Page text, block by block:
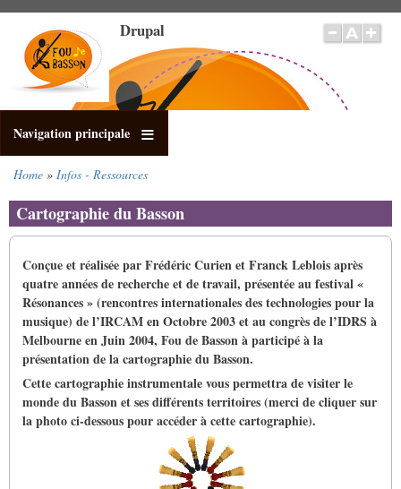
contenuto
principale
Drupal
Navigation principale
di
pane
Home Infos - Ressources
Cartographie du Basson
Conçue et réalisée par Frédéric Curien et Franck Leblois après
quatre années de recherche et de travail, présentée au festival «
Résonances » (rencontres internationales des technologies pour la
musique) de l’IRCAM en Octobre 2003 et au congrès de l’IDRS à
Melbourne en Juin 2004, Fou de Basson à participé à la
présentation de la cartographie du Basson.
Cette cartographie instrumentale vous permettra de visiter le
monde du Basson et ses différents territoires (merci de cliquer sur
la photo ci-dessous pour accéder à cette cartographie).